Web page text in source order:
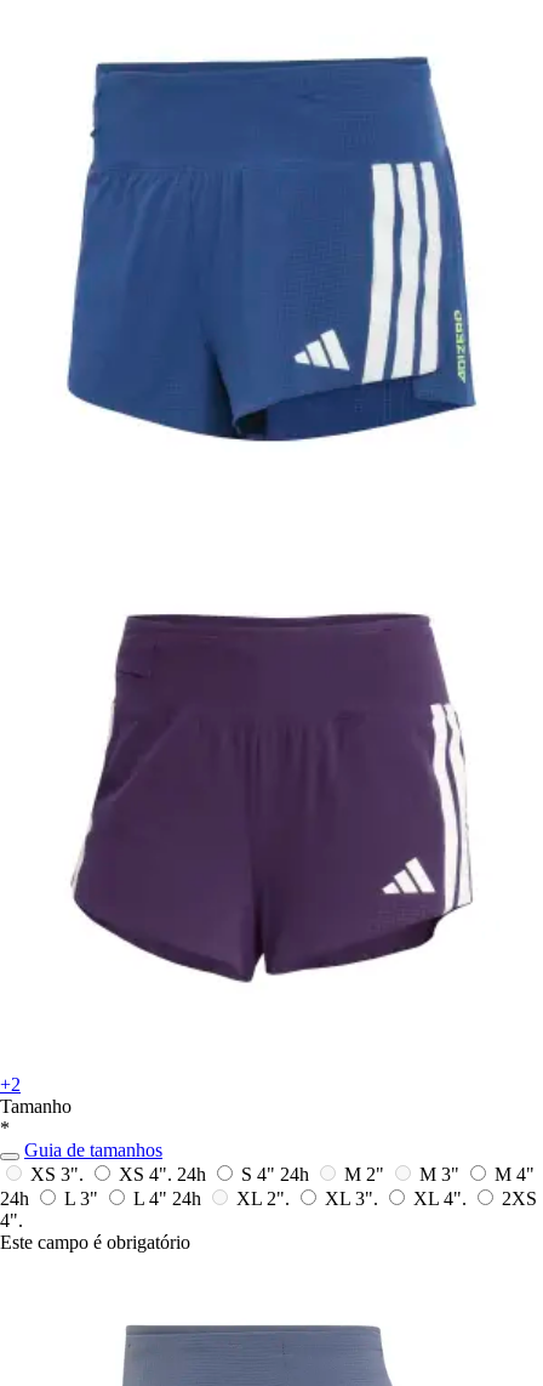
+2
Tamanho
*
Guia de tamanhos
XS 3".
XS 4". 24h S 4" 24h M 2" M 3"
M 4"
24h
L 3" L 4" 24h XL 2". XL 3". XL 4".
2XS
4".
Este campo é obrigatório